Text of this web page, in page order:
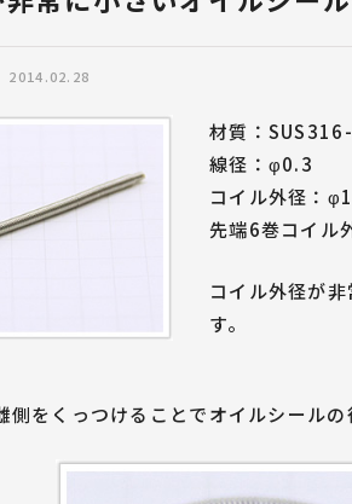
つ
2014.02.28
材質：
線径：φ0.3
コイル外径：
先端6巻コイル
コイル外径が
す。
をくっつけることでオイルシールの